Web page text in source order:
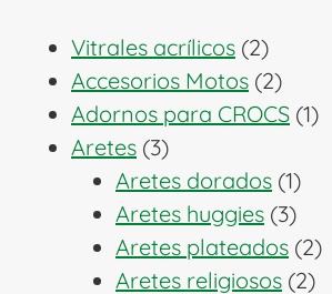
Vitrales acrílicos 22
Accesorios Motos 22
Adornos para CROCS 11
Aretes 33
productos
Aretes dorados 11
Aretes huggies 33
Aretes plateados 22
Aretes religiosos 22